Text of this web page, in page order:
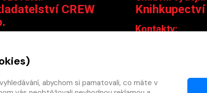
CREW
15/1793, 130 00 Praha 3
603 580 756
Kontakty:
Otevírací doba:
abychom si pamatovali, co máte v